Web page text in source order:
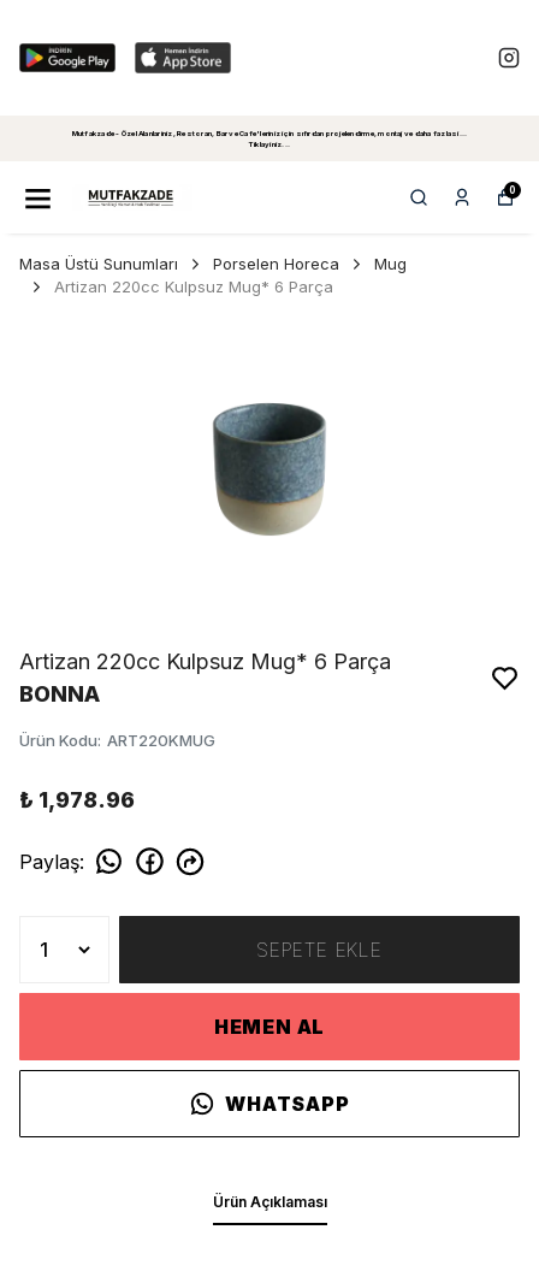
Mutfakzade - Özel Alanlariniz, Restoran, Bar ve Cafe'leriniz için sıfırdan projelendirme, montaj ve daha fazlasi...
Tiklayiniz...
0
Masa Üstü Sunumları Porselen Horeca
Mug
Artizan 220cc Kulpsuz Mug* 6 Parça
Artizan 220cc Kulpsuz Mug* 6 Parça
BONNA
Ürün Kodu: ART220KMUG
₺ 1,978.96
Paylaş:
SEPETE EKLE
HEMEN AL
WHATSAPP
Ürün Açıklaması